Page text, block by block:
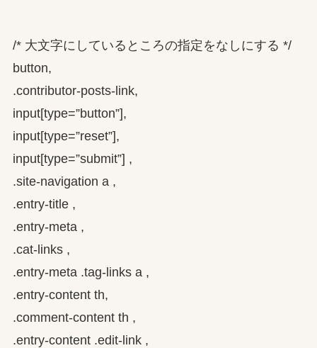
/* 大文字にしているところの指定をなしにする */
button,
.contributor-posts-link,
input[type=”button”],
input[type=”reset”],
input[type=”submit”] ,
.site-navigation a ,
.entry-title ,
.entry-meta ,
.cat-links ,
.entry-meta .tag-links a ,
.entry-content th,
.comment-content th ,
.entry-content .edit-link ,